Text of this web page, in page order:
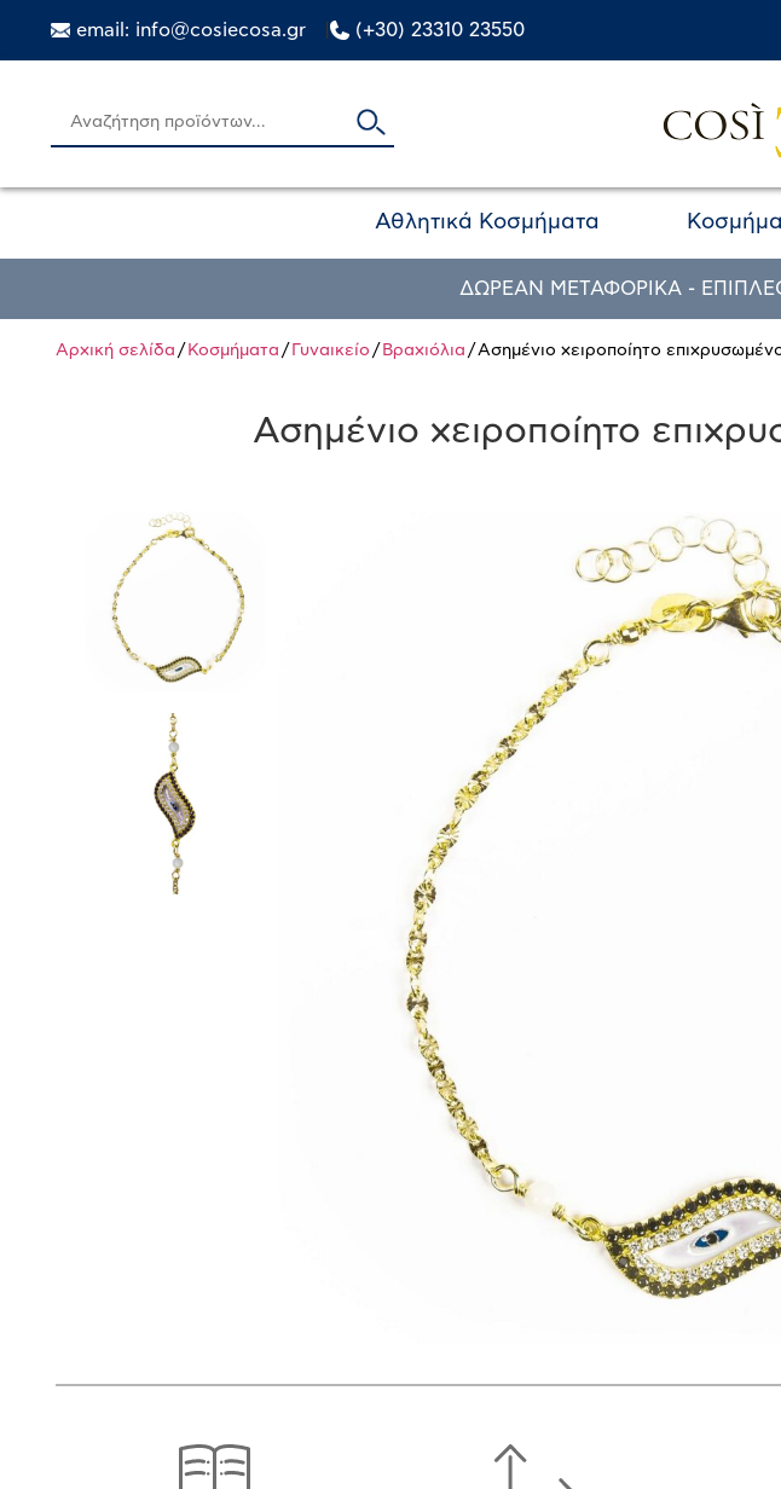
email: info@cosiecosa.gr (+30) 23310 23550
Αθλητικά Κοσμήματα
ΔΩΡΕΑΝ ΜΕΤΑΦΟΡΙΚΑ -
Αρχική σελίδα / Κοσμήματα / Γυναικείο / Βραχιόλια / Ασημένιο χειροποίητο
Ασημένιο χειροποίητο